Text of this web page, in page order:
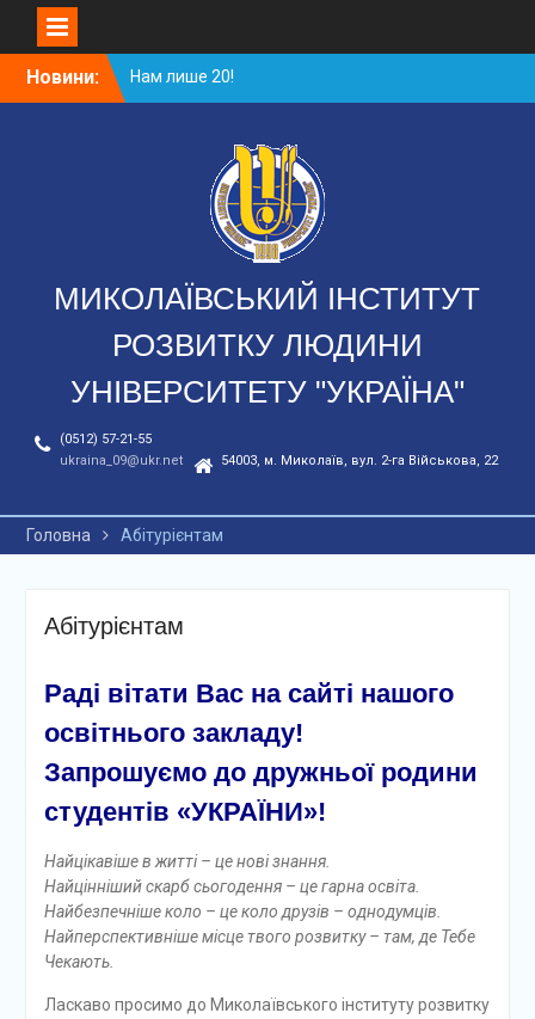
Новини:
Нам лише 20!
Засідання ІІ круглого
сталого розвитку
економіки…»
День відкритих дверей
МИКОЛАЇВСЬКИЙ ІНСТИТУТ
РОЗВИТКУ ЛЮДИНИ
УНІВЕРСИТЕТУ "УКРАЇНА"
(0512) 57-21-55
ukraina_09@ukr.net
54003, м. Миколаїв, вул. 2-га Військова, 22
Головна Абітурієнтам
Абітурієнтам
Раді вітати Вас на сайті нашого
освітнього закладу!
Запрошуємо до дружньої родини
студентів «УКРАЇНИ»!
Найцікавіше в житті – це нові знання.
Найцінніший скарб сьогодення – це гарна освіта.
Найбезпечніше коло – це коло друзів – однодумців.
Найперспективніше місце твого розвитку – там, де Тебе
Чекають.
Ласкаво просимо до Миколаївського інституту розвитку